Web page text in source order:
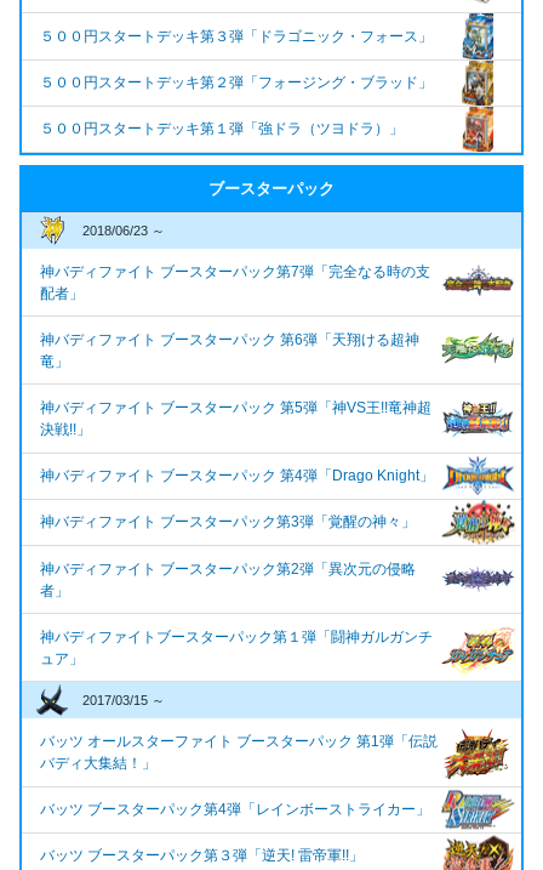
５００円スタートデッキ第３弾「ドラゴニック・フォース」
５００円スタートデッキ第２弾「フォージング・ブラッド」
５００円スタートデッキ第１弾「強ドラ（ツヨドラ）」
ブースターパック
2018/06/23 ～
神バディファイト ブースターパック第7弾「完全なる時の支
配者」
神バディファイト ブースターパック 第6弾「天翔ける超神
竜」
神バディファイト ブースターパック 第5弾「神VS王!!竜神超
決戦!!」
神バディファイト ブースターパック 第4弾「Drago Knight」
神バディファイト ブースターパック第3弾「覚醒の神々」
神バディファイト ブースターパック第2弾「異次元の侵略
者」
神バディファイトブースターパック第１弾「闘神ガルガンチ
ュア」
2017/03/15 ～
バッツ オールスターファイト ブースターパック 第1弾「伝説
バディ大集結！」
バッツ ブースターパック第4弾「レインボーストライカー」
バッツ ブースターパック第３弾「逆天! 雷帝軍!!」